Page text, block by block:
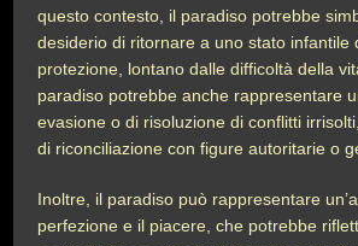
questo contesto, il paradiso potrebbe
desiderio di ritornare a uno stato infantile
protezione, lontano dalle difficoltà della
paradiso potrebbe anche rappresentare
evasione o di risoluzione di conflitti
di riconciliazione con figure autoritarie o
Inoltre, il paradiso può rappresentare
perfezione e il piacere, che potrebbe